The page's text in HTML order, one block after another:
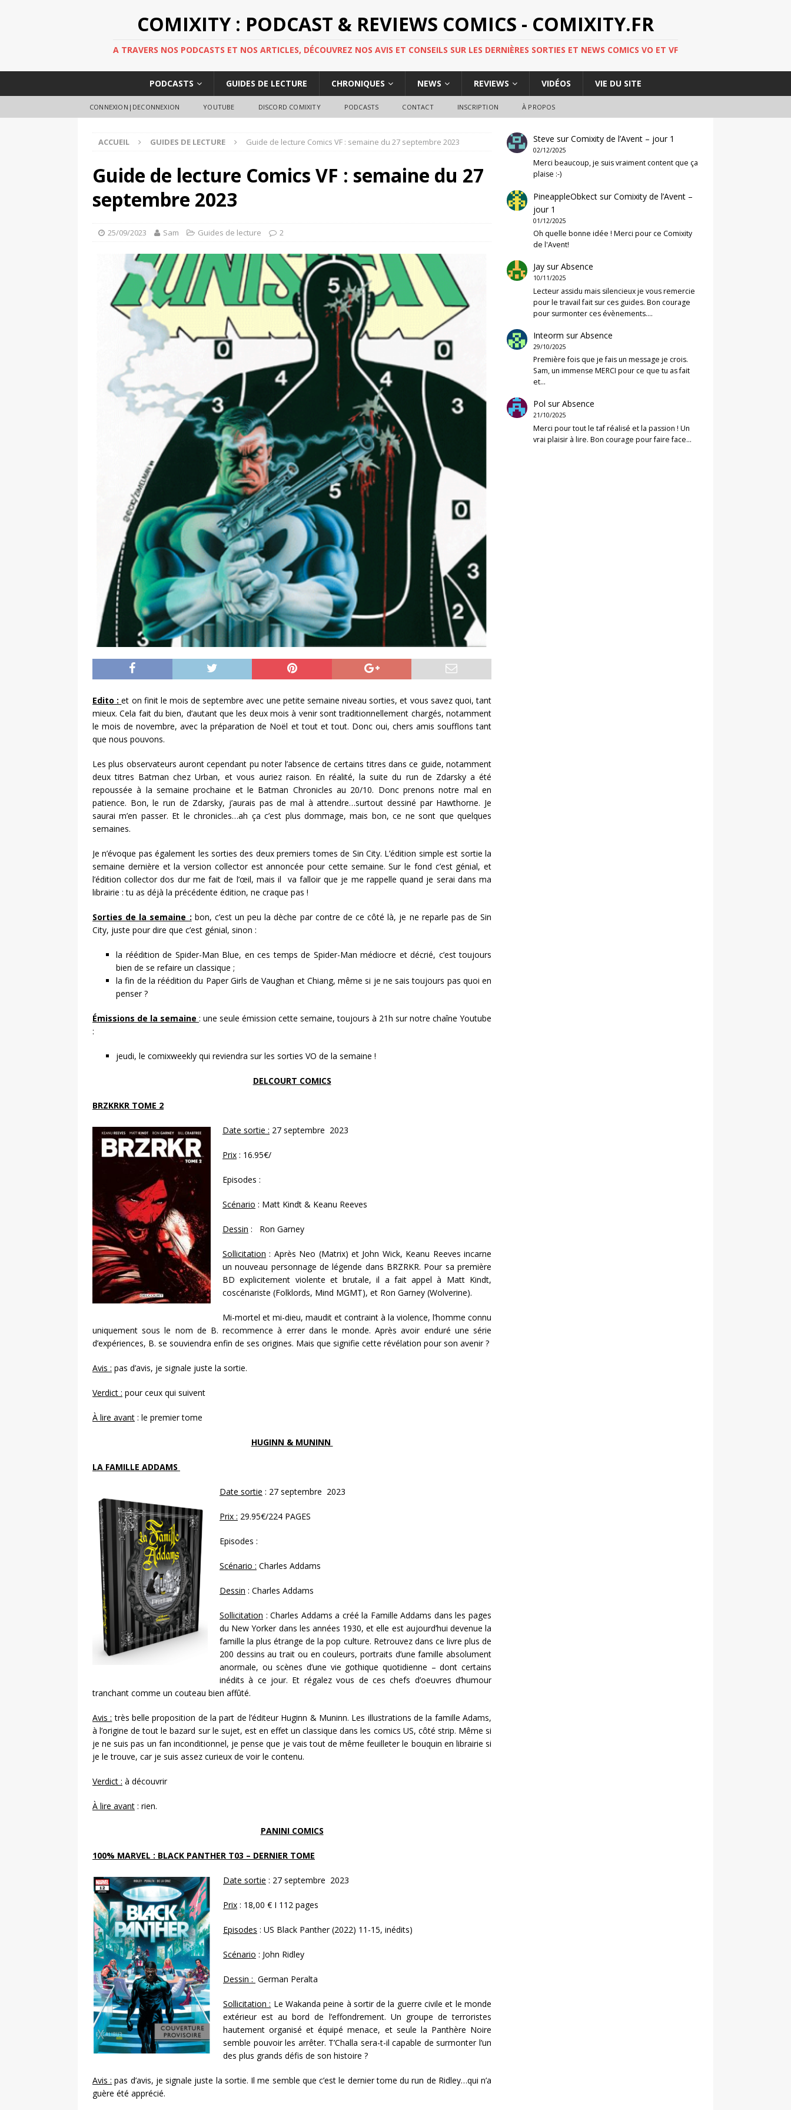
COMIXITY : PODCAST & REVIEWS COMICS - COMIXITY.FR
A TRAVERS NOS PODCASTS ET NOS ARTICLES, DÉCOUVREZ NOS AVIS ET CONSEILS SUR LES DERNIÈRES SORTIES ET NEWS COMICS VO ET VF
PODCASTS GUIDES DE LECTURE CHRONIQUES NEWS REVIEWS VIDÉOS VIE DU SITE
CONNEXION|DECONNEXION YOUTUBE DISCORD COMIXITY PODCASTS CONTACT INSCRIPTION À PROPOS
ACCUEIL GUIDES DE LECTURE Guide de lecture Comics VF : semaine du 27 septembre 2023
Guide de lecture Comics VF : semaine du 27
septembre 2023
25/09/2023 Sam Guides de lecture 2
Edito : et on finit le mois de septembre avec une petite semaine niveau sorties, et vous savez quoi, tant
mieux. Cela fait du bien, d’autant que les deux mois à venir sont traditionnellement chargés, notamment
le mois de novembre, avec la préparation de Noël et tout et tout. Donc oui, chers amis soufflons tant
que nous pouvons.
Les plus observateurs auront cependant pu noter l’absence de certains titres dans ce guide, notamment
deux titres Batman chez Urban, et vous auriez raison. En réalité, la suite du run de Zdarsky a été
repoussée à la semaine prochaine et le Batman Chronicles au 20/10. Donc prenons notre mal en
patience. Bon, le run de Zdarsky, j’aurais pas de mal à attendre…surtout dessiné par Hawthorne. Je
saurai m’en passer. Et le chronicles…ah ça c’est plus dommage, mais bon, ce ne sont que quelques
semaines.
Je n’évoque pas également les sorties des deux premiers tomes de Sin City. L’édition simple est sortie la
semaine dernière et la version collector est annoncée pour cette semaine. Sur le fond c’est génial, et
l’édition collector dos dur me fait de l’œil, mais il va falloir que je me rappelle quand je serai dans ma
librairie : tu as déjà la précédente édition, ne craque pas !
Sorties de la semaine : bon, c’est un peu la dèche par contre de ce côté là, je ne reparle pas de Sin
City, juste pour dire que c’est génial, sinon :
la réédition de Spider-Man Blue, en ces temps de Spider-Man médiocre et décrié, c’est toujours
bien de se refaire un classique ;
la fin de la réédition du Paper Girls de Vaughan et Chiang, même si je ne sais toujours pas quoi en
penser ?
Émissions de la semaine : une seule émission cette semaine, toujours à 21h sur notre chaîne Youtube
:
jeudi, le comixweekly qui reviendra sur les sorties VO de la semaine !
DELCOURT COMICS
BRZKRKR TOME 2
Date sortie : 27 septembre 2023
Prix : 16.95€/
Episodes :
Scénario : Matt Kindt & Keanu Reeves
Dessin : Ron Garney
Sollicitation : Après Neo (Matrix) et John Wick, Keanu Reeves incarne
un nouveau personnage de légende dans BRZRKR. Pour sa première
BD explicitement violente et brutale, il a fait appel à Matt Kindt,
coscénariste (Folklords, Mind MGMT), et Ron Garney (Wolverine).
Mi-mortel et mi-dieu, maudit et contraint à la violence, l’homme connu
uniquement sous le nom de B. recommence à errer dans le monde. Après avoir enduré une série
d’expériences, B. se souviendra enfin de ses origines. Mais que signifie cette révélation pour son avenir ?
Avis : pas d’avis, je signale juste la sortie.
Verdict : pour ceux qui suivent
À lire avant : le premier tome
HUGINN & MUNINN
LA FAMILLE ADDAMS
Date sortie : 27 septembre 2023
Prix : 29.95€/224 PAGES
Episodes :
Scénario : Charles Addams
Dessin : Charles Addams
Sollicitation : Charles Addams a créé la Famille Addams dans les pages
du New Yorker dans les années 1930, et elle est aujourd’hui devenue la
famille la plus étrange de la pop culture. Retrouvez dans ce livre plus de
200 dessins au trait ou en couleurs, portraits d’une famille absolument
anormale, ou scènes d’une vie gothique quotidienne – dont certains
inédits à ce jour. Et régalez vous de ces chefs d’oeuvres d’humour
tranchant comme un couteau bien affûté.
Avis : très belle proposition de la part de l’éditeur Huginn & Muninn. Les illustrations de la famille Adams,
à l’origine de tout le bazard sur le sujet, est en effet un classique dans les comics US, côté strip. Même si
je ne suis pas un fan inconditionnel, je pense que je vais tout de même feuilleter le bouquin en librairie si
je le trouve, car je suis assez curieux de voir le contenu.
Verdict : à découvrir
À lire avant : rien.
PANINI COMICS
100% MARVEL : BLACK PANTHER T03 – DERNIER TOME
Date sortie : 27 septembre 2023
Prix : 18,00 € I 112 pages
Episodes : US Black Panther (2022) 11-15, inédits)
Scénario : John Ridley
Dessin : German Peralta
Sollicitation : Le Wakanda peine à sortir de la guerre civile et le monde
extérieur est au bord de l’effondrement. Un groupe de terroristes
hautement organisé et équipé menace, et seule la Panthère Noire
semble pouvoir les arrêter. T’Challa sera-t-il capable de surmonter l’un
des plus grands défis de son histoire ?
Avis : pas d’avis, je signale juste la sortie. Il me semble que c’est le dernier tome du run de Ridley…qui n’a
guère été apprécié.
Steve surComixity de l’Avent – jour 1
02/12/2025
Merci beaucoup, je suis vraiment content que ça
plaise :-)
PineappleObkect surComixity de l’Avent –
jour 1
01/12/2025
Oh quelle bonne idée ! Merci pour ce Comixity
de l'Avent!
Jay surAbsence
10/11/2025
Lecteur assidu mais silencieux je vous remercie
pour le travail fait sur ces guides. Bon courage
pour surmonter ces évènements.…
Inteorm surAbsence
29/10/2025
Première fois que je fais un message je crois.
Sam, un immense MERCI pour ce que tu as fait
et…
Pol surAbsence
21/10/2025
Merci pour tout le taf réalisé et la passion ! Un
vrai plaisir à lire. Bon courage pour faire face…